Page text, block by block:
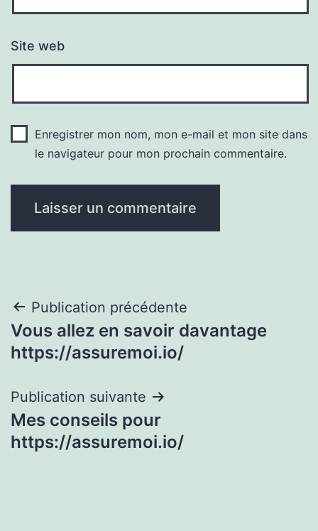
Site web
Enregistrer mon nom, mon e-mail et mon site dans
le navigateur pour mon prochain commentaire.
Navigation
de
Publication précédente
Vous allez en savoir davantage
https://assuremoi.io/
Publication suivante
Mes conseils pour
https://assuremoi.io/